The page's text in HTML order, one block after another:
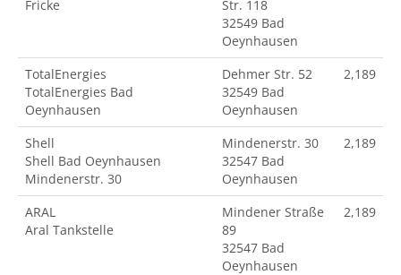
Fricke
Str. 118
32549 Bad
Oeynhausen
TotalEnergies
TotalEnergies Bad
Oeynhausen
Dehmer Str. 52
32549 Bad
Oeynhausen
2,189
Shell
Shell Bad Oeynhausen
Mindenerstr. 30
Mindenerstr. 30
32547 Bad
Oeynhausen
2,189
ARAL
Aral Tankstelle
Mindener Straße
89
32547 Bad
Oeynhausen
2,189